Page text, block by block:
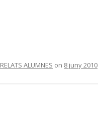
RELATS ALUMNES on 8 juny 2010